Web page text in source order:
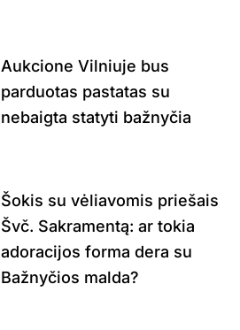
Aukcione Vilniuje bus
parduotas pastatas su
nebaigta statyti bažnyčia
Šokis su vėliavomis priešais
Švč. Sakramentą: ar tokia
adoracijos forma dera su
Bažnyčios malda?